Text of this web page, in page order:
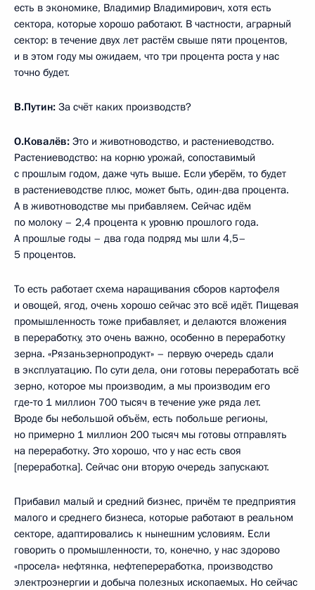
есть в экономике, Владимир Владимирович, хотя есть
сектора, которые хорошо работают. В частности, аграрный
сектор: в течение двух лет растём свыше пяти процентов,
и в этом году мы ожидаем, что три процента роста у нас
точно будет.
В.Путин: За счёт каких производств?
О.Ковалёв: Это и животноводство, и растениеводство.
Растениеводство: на корню урожай, сопоставимый
с прошлым годом, даже чуть выше. Если уберём, то будет
в растениеводстве плюс, может быть, один-два процента.
А в животноводстве мы прибавляем. Сейчас идём
по молоку – 2,4 процента к уровню прошлого года.
А прошлые годы – два года подряд мы шли 4,5–
5 процентов.
То есть работает схема наращивания сборов картофеля
и овощей, ягод, очень хорошо сейчас это всё идёт. Пищевая
промышленность тоже прибавляет, и делаются вложения
в переработку, это очень важно, особенно в переработку
зерна. «Рязаньзернопродукт» – первую очередь сдали
в эксплуатацию. По сути дела, они готовы переработать всё
зерно, которое мы производим, а мы производим его
где‑то 1 миллион 700 тысяч в течение уже ряда лет.
Вроде бы небольшой объём, есть побольше регионы,
но примерно 1 миллион 200 тысяч мы готовы отправлять
на переработку. Это хорошо, что у нас есть своя
[переработка]. Сейчас они вторую очередь запускают.
Прибавил малый и средний бизнес, причём те предприятия
малого и среднего бизнеса, которые работают в реальном
секторе, адаптировались к нынешним условиям. Если
говорить о промышленности, то, конечно, у нас здорово
«просела» нефтянка, нефтепереработка, производство
электроэнергии и добыча полезных ископаемых. Но сейчас